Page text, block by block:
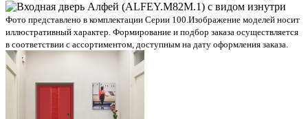
Фото представлено в комплектации Серии 100.Изображение моделей носит
иллюстративный характер. Формирование и подбор заказа осуществляется
в соответствии с ассортиментом, доступным на дату оформления заказа.